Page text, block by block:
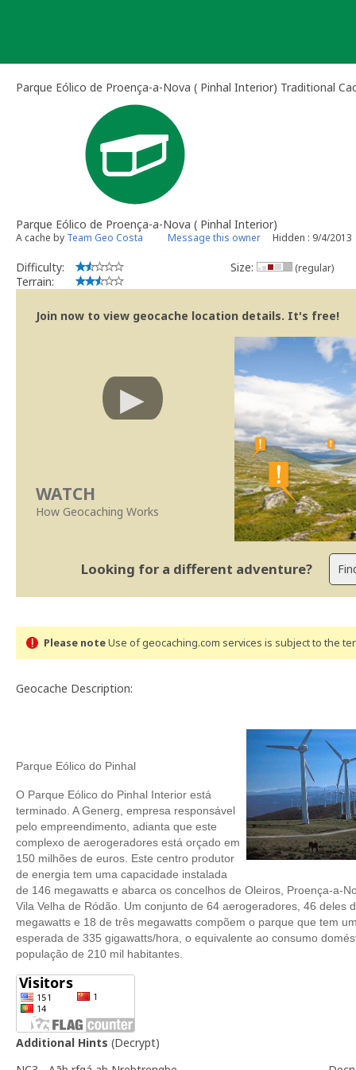
Parque Eólico de Proença-a-Nova ( Pinhal Interior) Traditional
Parque Eólico de Proença-a-Nova ( Pinhal Interior)
A cache by Team Geo Costa Message this owner Hidden : 9/4/2013
Difficulty:
Terrain:
Size: (regular)
Join now to view geocache location details. It's free!
WATCH
How Geocaching Works
Looking for a different adventure?
Please noteUse of geocaching.com services is subject to the
Geocache Description:
Parque Eólico do Pinhal
O Parque Eólico do Pinhal Interior está
terminado. A Generg, empresa responsável
pelo empreendimento, adianta que este
complexo de aerogeradores está orçado em
150 milhões de euros. Este centro produtor
de energia tem uma capacidade instalada
de 146 megawatts e abarca os concelhos de Oleiros, Proença-a-
Vila Velha de Ródão. Um conjunto de 64 aerogeradores, 46 deles
megawatts e 18 de três megawatts compõem o parque que tem
esperada de 335 gigawatts/hora, o equivalente ao consumo
população de 210 mil habitantes.
Additional Hints (Decrypt)